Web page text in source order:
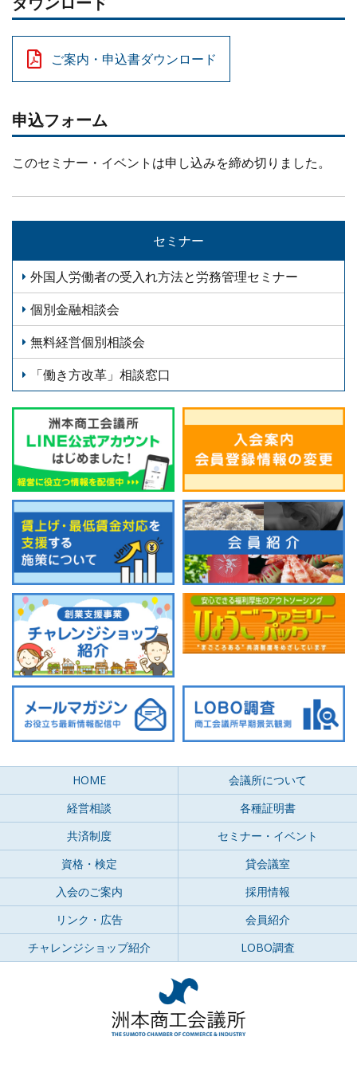
ご案内・申込書ダウンロード
申込フォーム
このセミナー・イベントは申し込みを締め切りました。
セミナー
外国人労働者の受入れ方法と労務管理セミナー
個別金融相談会
無料経営個別相談会
「働き方改革」相談窓口
HOME
会議所について
経営相談
各種証明書
共済制度
セミナー・イベント
資格・検定
貸会議室
入会のご案内
採用情報
リンク・広告
会員紹介
チャレンジショップ紹介
LOBO調査